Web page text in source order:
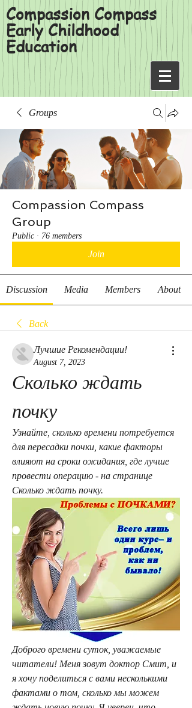
Compassion Compass
Early Childhood
Education
Groups
Compassion Compass
Group
Public · 76 members
Join
Discussion Media Members About
Back
Лучшие Рекомендации!
August 7, 2023
Сколько ждать
почку
Узнайте, сколько времени потребуется
для пересадки почки, какие факторы
влияют на сроки ожидания, где лучше
провести операцию - на странице
Сколько ждать почку.
Доброго времени суток, уважаемые
читатели! Меня зовут доктор Смит, и
я хочу поделиться с вами несколькими
фактами о том, сколько мы можем